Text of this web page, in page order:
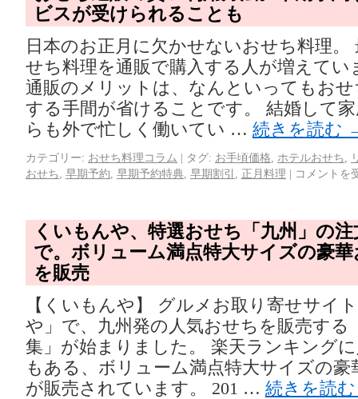
ビスが受けられることも
日本のお正月に欠かせないおせち料理。
せち料理を通販で購入する人が増えてい
通販のメリットは、なんといってもお
する手間が省けることです。 結婚して
らも外で忙しく働いてい … 続きを読む
カテゴリー: おせち料理コラム | タグ: お手頃価格 ホテルおせち
おせち
早期予約 早期予約特典 早期割引 正月料理 | コメントを
くいもんや、特選おせち「九州」の
で。ボリューム満点特大サイズの豪
を販売
【くいもんや】 グルメお取り寄せサイ
や」で、九州発の人気おせちを販売する
集」が始まりました。 楽天ランキング
もある、ボリューム満点特大サイズの豪
が販売されています。 201 … 続きを読